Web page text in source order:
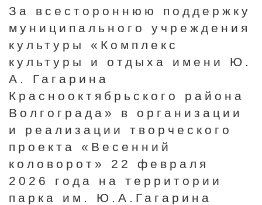
За всестороннюю поддержку
муниципального учреждения
культуры «Комплекс
культуры и отдыха имени Ю.
А. Гагарина
Краснооктябрьского района
Волгограда» в организации
и реализации творческого
проекта «Весенний
коловорот» 22 февраля
2026 года на территории
парка им. Ю.А.Гагарина